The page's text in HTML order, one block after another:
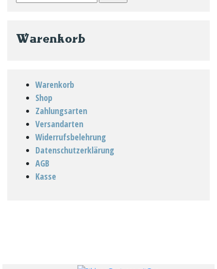
nach:
Warenkorb
Warenkorb
Shop
Zahlungsarten
Versandarten
Widerrufsbelehrung
Datenschutzerklärung
AGB
Kasse